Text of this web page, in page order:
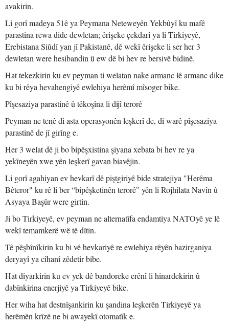
avakirin.
Li gorî madeya 51ê ya Peymana Neteweyên Yekbûyî ku mafê
parastina rewa dide dewletan; êrişeke çekdarî ya li Tirkiyeyê,
Erebistana Siûdî yan jî Pakistanê, dê wekî êrişeke li ser her 3
dewletan were hesibandin û ew dê bi hev re bersivê bidinê.
Hat tekezkirin ku ev peyman ti welatan nake armanc lê armanc dike
ku bi rêya hevahengiyê ewlehiya herêmî mîsoger bike.
Pîşesaziya parastinê û têkoşîna li dijî terorê
Peyman ne tenê di asta operasyonên leşkerî de, di warê pîşesaziya
parastinê de jî girîng e.
Her 3 welat dê ji bo bipêşxistina şiyana xebata bi hev re ya
yekîneyên xwe yên leşkerî gavan biavêjin.
Li gorî agahiyan ev hevkarî dê piştgiriyê bide stratejiya "Herêma
Bêteror" ku rê li ber “bipêşketinên terorê” yên li Rojhilata Navîn û
Asyaya Başûr were girtin.
Ji bo Tirkiyeyê, ev peyman ne alternatîfa endamtiya NATOyê ye lê
wekî temamkerê wê tê dîtin.
Tê pêşbînîkirin ku bi vê hevkariyê re ewlehiya rêyên bazirganiya
deryayî ya cîhanî zêdetir bibe.
Hat diyarkirin ku ev yek dê bandoreke erênî li hinardekirin û
dabînkirina enerjiyê ya Tirkiyeyê bike.
Her wiha hat destnîşankirin ku şandina leşkerên Tirkiyeyê ya
herêmên krîzê ne bi awayekî otomatîk e.